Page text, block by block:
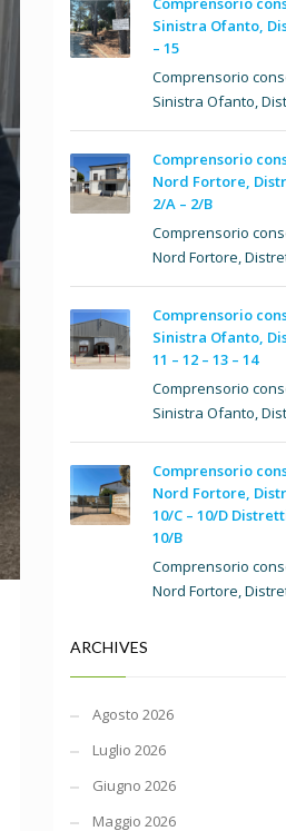
Sinistra Ofanto,
– 15
Comprensorio
Sinistra Ofanto,
Comprensorio
Nord Fortore,
2/A – 2/B
Comprensorio
Nord Fortore,
Comprensorio
Sinistra Ofanto,
11 – 12 – 13 – 14
Comprensorio
Sinistra Ofanto,
Comprensorio
Nord Fortore,
10/C – 10/D
10/B
Comprensorio
Nord Fortore,
ARCHIVES
Agosto 2026
Luglio 2026
Giugno 2026
Maggio 2026